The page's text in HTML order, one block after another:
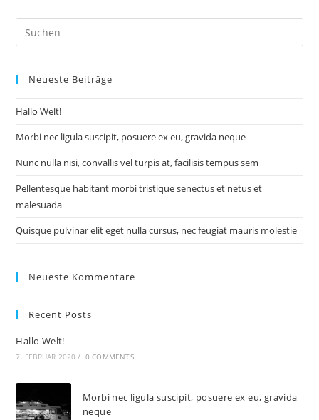
Neueste Beiträge
Hallo Welt!
Morbi nec ligula suscipit, posuere ex eu, gravida neque
Nunc nulla nisi, convallis vel turpis at, facilisis tempus sem
Pellentesque habitant morbi tristique senectus et netus et
malesuada
Quisque pulvinar elit eget nulla cursus, nec feugiat mauris molestie
Neueste Kommentare
Recent Posts
Hallo Welt!
7. FEBRUAR 2020 / 0 COMMENTS
Morbi nec ligula suscipit, posuere ex eu, gravida
neque